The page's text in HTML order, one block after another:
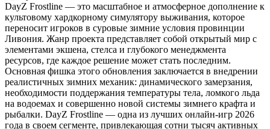
DayZ Frostline — это масштабное и атмосферное дополнение к
культовому хардкорному симулятору выживания, которое
переносит игроков в суровые зимние условия провинции
Ливония. Жанр проекта представляет собой открытый мир с
элементами экшена, стелса и глубокого менеджмента
ресурсов, где каждое решение может стать последним.
Основная фишка этого обновления заключается в внедрении
реалистичных зимних механик: динамического замерзания,
необходимости поддержания температуры тела, ломкого льда
на водоемах и совершенно новой системы зимнего крафта и
рыбалки. DayZ Frostline — одна из лучших онлайн-игр 2026
года в своем сегменте, привлекающая сотни тысяч активных